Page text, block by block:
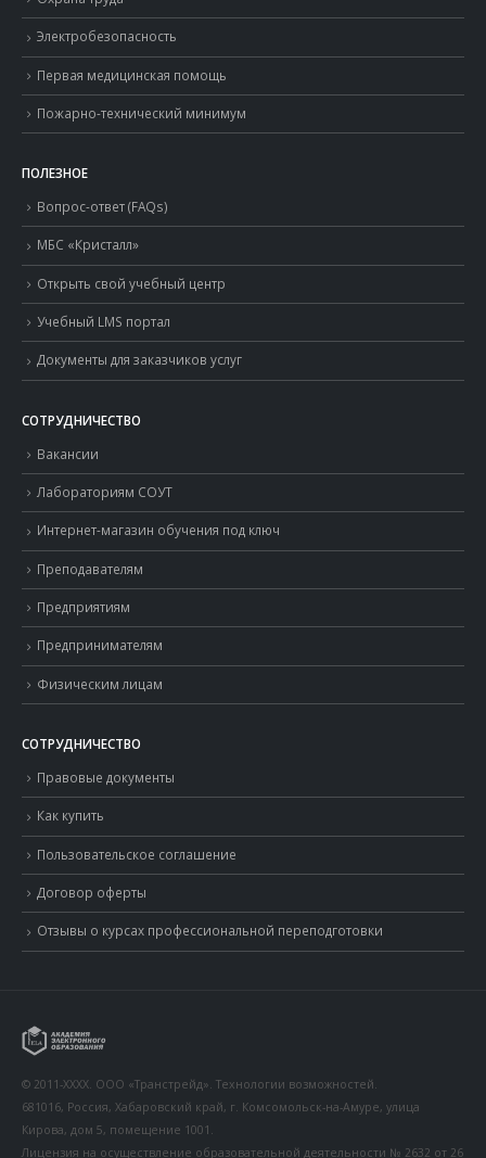
Электробезопасность
Первая медицинская помощь
Пожарно-технический минимум
ПОЛЕЗНОЕ
Вопрос-ответ (FAQs)
МБС «Кристалл»
Открыть свой учебный центр
Учебный LMS портал
Документы для заказчиков услуг
СОТРУДНИЧЕСТВО
Вакансии
Лабораториям СОУТ
Интернет-магазин обучения под ключ
Преподавателям
Предприятиям
Предпринимателям
Физическим лицам
СОТРУДНИЧЕСТВО
Правовые документы
Как купить
Пользовательское соглашение
Договор оферты
Отзывы о курсах профессиональной переподготовки
© 2011-XXXX. ООО «Транстрейд». Технологии возможностей.
681016, Россия, Хабаровский край, г. Комсомольск-на-Амуре, улица
Кирова, дом 5, помещение 1001.
Лицензия на осуществление образовательной деятельности № 2632 от 26